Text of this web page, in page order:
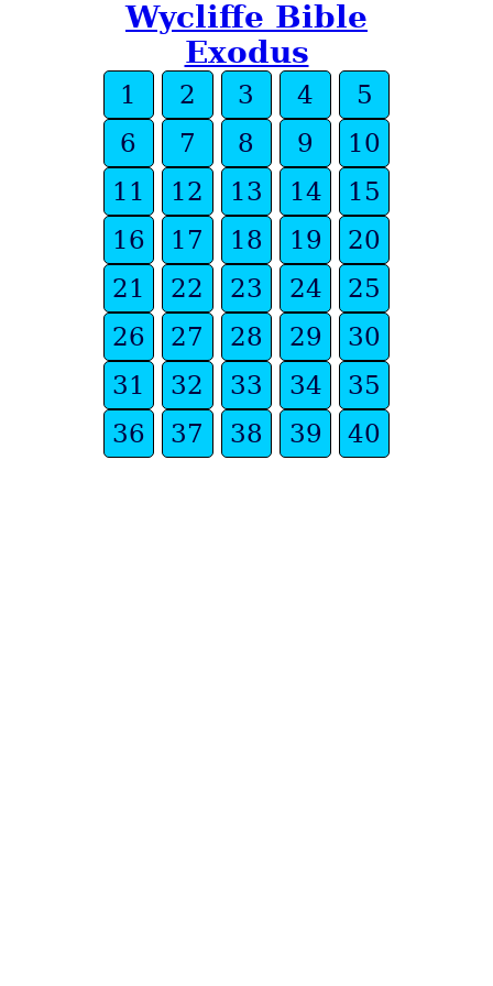
Wycliffe Bible
Exodus
1 2 3 4
5
6
7 8 9
10
11
12 13 14
15
16
17 18 19
20
21
22 23 24
25
26
27 28 29
30
31
32 33 34
35
36
37 38 39 40